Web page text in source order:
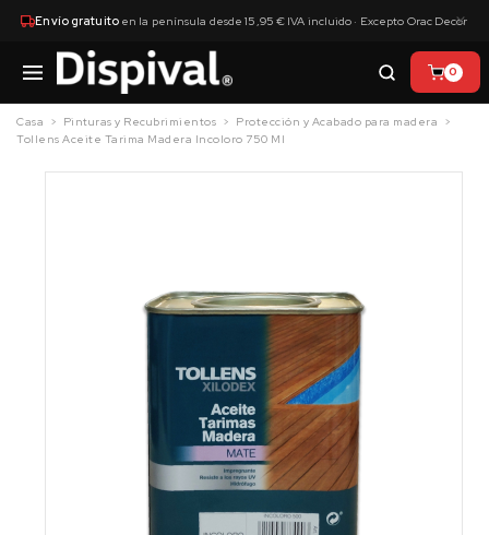
Envío gratuitoen la península desde 15,95 € IVA incluido · Excepto Orac Decor
×
0
Casa Pinturas y Recubrimientos
Protección y Acabado para madera
Tollens Aceite Tarima Madera Incoloro 750 Ml